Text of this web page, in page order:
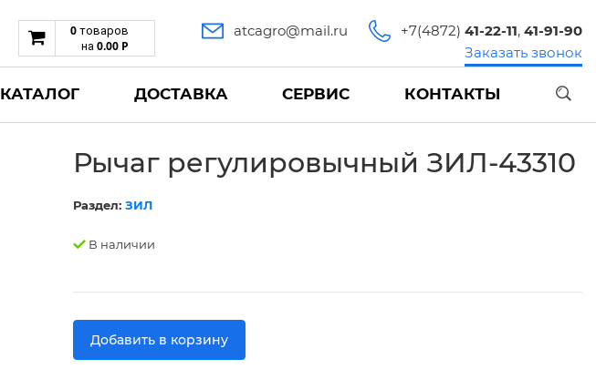
0 товаров
на 0.00 Р
atcagro@mail.ru +7(4872) 41-22-11, 41-91-90
Заказать звонок
КАТАЛОГ ДОСТАВКА СЕРВИС КОНТАКТЫ
Рычаг регулировычный ЗИЛ-43310
Раздел: ЗИЛ
В наличии
Добавить в корзину